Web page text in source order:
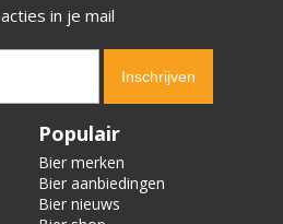
in je mail
Populair
Bier merken
Bier aanbiedingen
Bier nieuws